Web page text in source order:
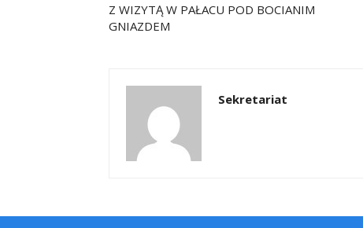
Z WIZYTĄ W PAŁACU POD BOCIANIM
GNIAZDEM
Sekretariat